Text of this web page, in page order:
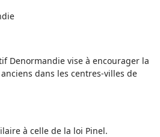
Denormandie vise à encourager la
dans les centres-villes de
à celle de la loi Pinel.